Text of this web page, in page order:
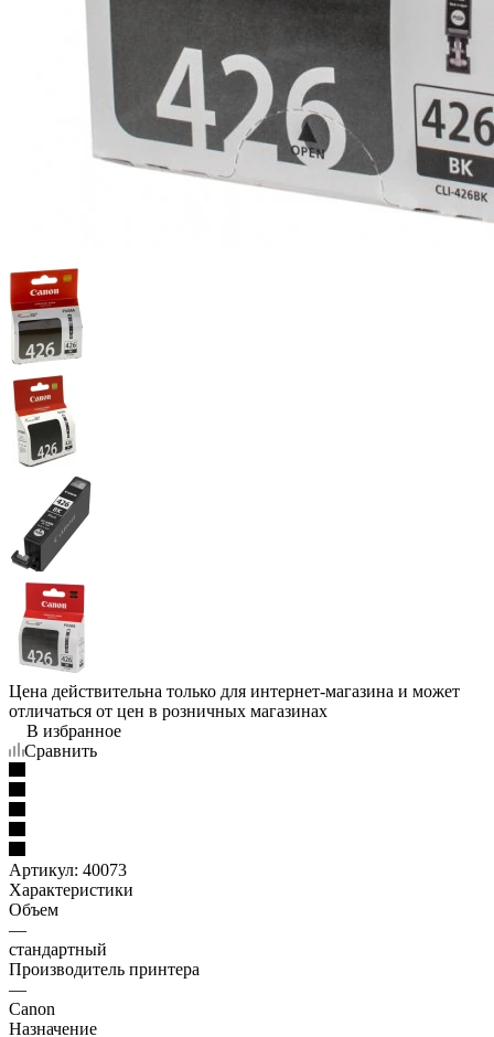
Цена действительна только для интернет-магазина и может
отличаться от цен в розничных магазинах
В избранное
Сравнить
Артикул: 40073
Характеристики
Объем
—
стандартный
Производитель принтера
—
Canon
Назначение